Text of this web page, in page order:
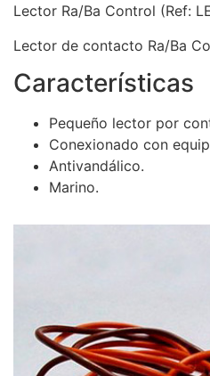
Lector Ra/Ba Control (Ref:
Lector de contacto Ra/Ba
Características
Pequeño lector por
Conexionado con
Antivandálico.
Marino.